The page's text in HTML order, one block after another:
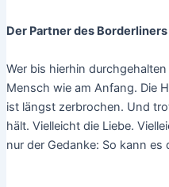
Der Partner des
Wer bis hierhin
Mensch wie am Anfang. Die
ist längst zerbrochen. Und
hält. Vielleicht die Liebe.
nur der Gedanke: So kann